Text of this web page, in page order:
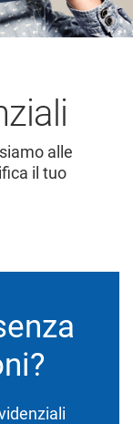
alle
il tuo